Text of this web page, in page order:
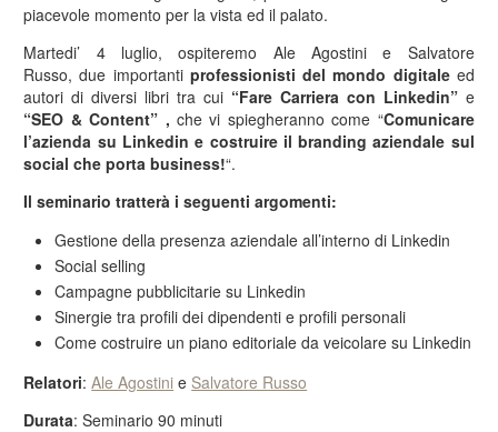
piacevole momento per la vista ed il palato.
Martedi’ 4 luglio, ospiteremo Ale Agostini e Salvatore
Russo, due importantiprofessionisti del mondo digitale ed
autori di diversi libri tra cui “Fare Carriera con Linkedin”e
“SEO & Content” , che vi spiegheranno come “Comunicare
l’azienda su Linkedin e costruire il branding aziendale sul
social che porta business!“.
Il seminario tratterà i seguenti argomenti:
Gestione della presenza aziendale all’interno di Linkedin
Social selling
Campagne pubblicitarie su Linkedin
Sinergie tra profili dei dipendenti e profili personali
Come costruire un piano editoriale da veicolare su Linkedin
Relatori:Ale Agostini e Salvatore Russo
Durata: Seminario 90 minuti